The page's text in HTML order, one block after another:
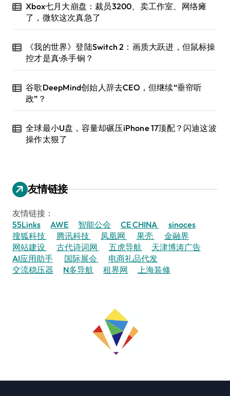
Xbox七月大崩盘：裁员3200、卖工作室、网络瘫
了，微软这次真急了
《我的世界》登陆Switch 2：画质大跃进，但鼠标操
控才是真·杀手锏？
谷歌DeepMind创始人辞去CEO，但继续“垂帘听
政”？
全球最小U盘，容量却碾压iPhone 17顶配？闪迪这波
操作太狠了
友情链接
友情链接：
55Links
AWE 智能公会 CE CHINA
sinoces
搜狐科技
腾讯科技 凤凰网 果壳
金融界
网站建设
古代诗词网 五虎导航
天津博涛广告
AI应用助手
国际展会
电商礼品代发
交流稳压器
N多导航 租界网 上海装修